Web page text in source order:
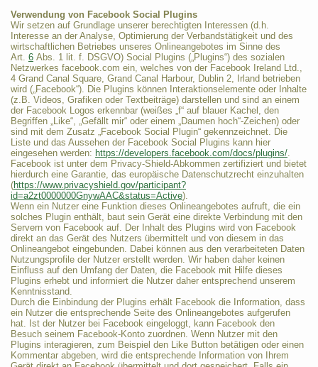
Verwendung von Facebook Social Plugins
Wir setzen auf Grundlage unserer berechtigten Interessen (d.h.
Interesse an der Analyse, Optimierung der Verbandstätigkeit und des
wirtschaftlichen Betriebes unseres Onlineangebotes im Sinne des
Art. 6 Abs. 1 lit. f. DSGVO) Social Plugins („Plugins“) des sozialen
Netzwerkes facebook.com ein, welches von der Facebook Ireland Ltd.,
4 Grand Canal Square, Grand Canal Harbour, Dublin 2, Irland betrieben
wird („Facebook“). Die Plugins können Interaktionselemente oder Inhalte
(z.B. Videos, Grafiken oder Textbeiträge) darstellen und sind an einem
der Facebook Logos erkennbar (weißes „f“ auf blauer Kachel, den
Begriffen „Like“, „Gefällt mir“ oder einem „Daumen hoch“-Zeichen) oder
sind mit dem Zusatz „Facebook Social Plugin“ gekennzeichnet. Die
Liste und das Aussehen der Facebook Social Plugins kann hier
eingesehen werden: https://developers.facebook.com/docs/plugins/.
Facebook ist unter dem Privacy-Shield-Abkommen zertifiziert und bietet
hierdurch eine Garantie, das europäische Datenschutzrecht einzuhalten
(https://www.privacyshield.gov/participant?
id=a2zt0000000GnywAAC&status=Active).
Wenn ein Nutzer eine Funktion dieses Onlineangebotes aufruft, die ein
solches Plugin enthält, baut sein Gerät eine direkte Verbindung mit den
Servern von Facebook auf. Der Inhalt des Plugins wird von Facebook
direkt an das Gerät des Nutzers übermittelt und von diesem in das
Onlineangebot eingebunden. Dabei können aus den verarbeiteten Daten
Nutzungsprofile der Nutzer erstellt werden. Wir haben daher keinen
Einfluss auf den Umfang der Daten, die Facebook mit Hilfe dieses
Plugins erhebt und informiert die Nutzer daher entsprechend unserem
Kenntnisstand.
Durch die Einbindung der Plugins erhält Facebook die Information, dass
ein Nutzer die entsprechende Seite des Onlineangebotes aufgerufen
hat. Ist der Nutzer bei Facebook eingeloggt, kann Facebook den
Besuch seinem Facebook-Konto zuordnen. Wenn Nutzer mit den
Plugins interagieren, zum Beispiel den Like Button betätigen oder einen
Kommentar abgeben, wird die entsprechende Information von Ihrem